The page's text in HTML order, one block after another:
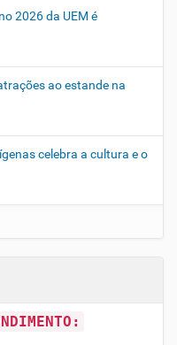
2026 da UEM é
ao estande na
celebra a cultura e o